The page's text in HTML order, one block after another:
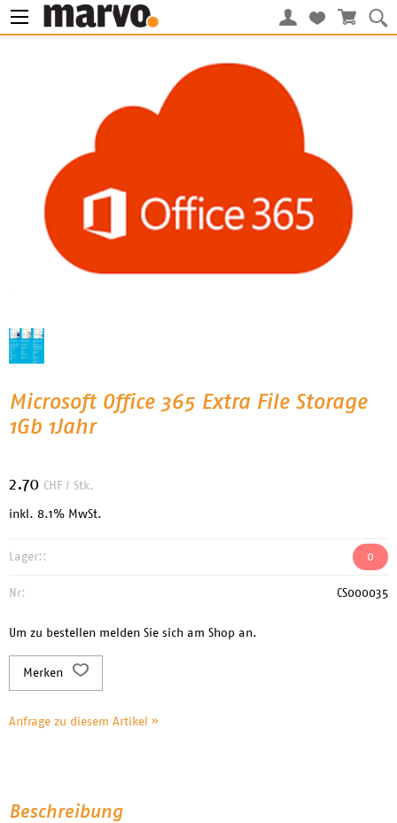
Microsoft Office 365 Extra File Storage
1Gb 1Jahr
2.70 CHF / Stk.
inkl. 8.1% MwSt.
Lager:: 0
Nr: CS000035
Um zu bestellen melden Sie sich am Shop an.
Merken
Anfrage zu diesem Artikel »
Beschreibung